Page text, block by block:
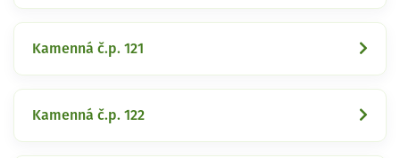
Kamenná č.p. 121
Kamenná č.p. 122